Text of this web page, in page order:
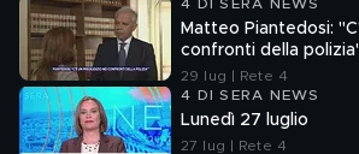
4 DI SERA NEWS
Matteo Piantedosi:
confronti della
29 lug | Rete 4
4 DI SERA NEWS
Lunedì 27 luglio
27 lug | Rete 4